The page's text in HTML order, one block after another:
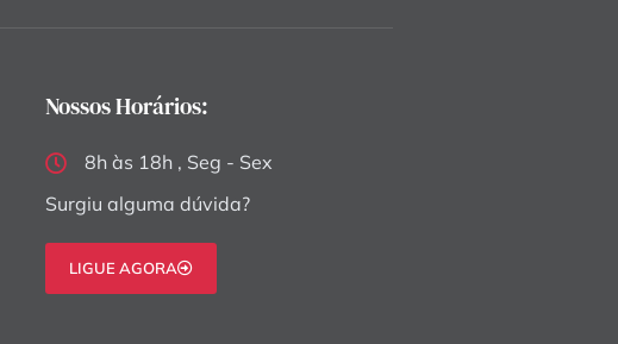
Nossos Horários:
8h às 18h , Seg - Sex
Surgiu alguma dúvida?
LIGUE AGORA